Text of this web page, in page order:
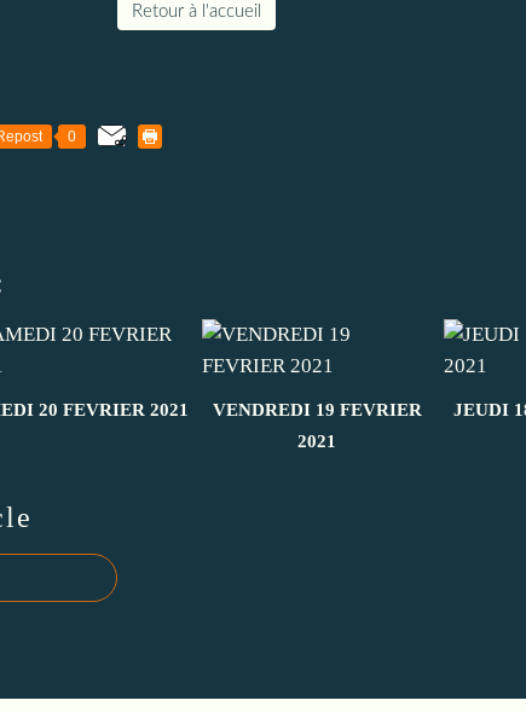
Retour à l'accueil
0
20 FEVRIER 2021
VENDREDI 19 FEVRIER
2021
JEUDI